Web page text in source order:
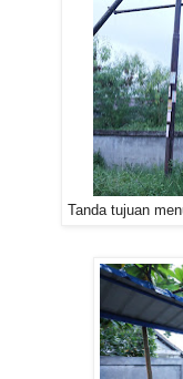
Tanda tujuan